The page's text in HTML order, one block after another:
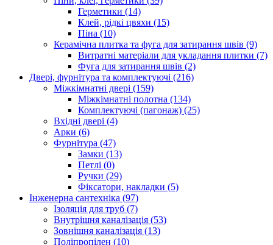
Герметики (14)
Клей, рідкі цвяхи (15)
Піна (10)
Керамічна плитка та фуга для затирання швів (9)
Витратні матеріали для укладання плитки (7)
Фуга для затирання швів (2)
Двері, фурнітура та комплектуючі (216)
Міжкімнатні двері (159)
Міжкімнатні полотна (134)
Комплектуючі (пагонаж) (25)
Вхідні двері (4)
Арки (6)
Фурнітура (47)
Замки (13)
Петлі (0)
Ручки (29)
Фіксатори, накладки (5)
Інженерна сантехніка (97)
Ізоляція для труб (7)
Внутрішня каналізація (53)
Зовнішня каналізація (13)
Поліпропілен (10)